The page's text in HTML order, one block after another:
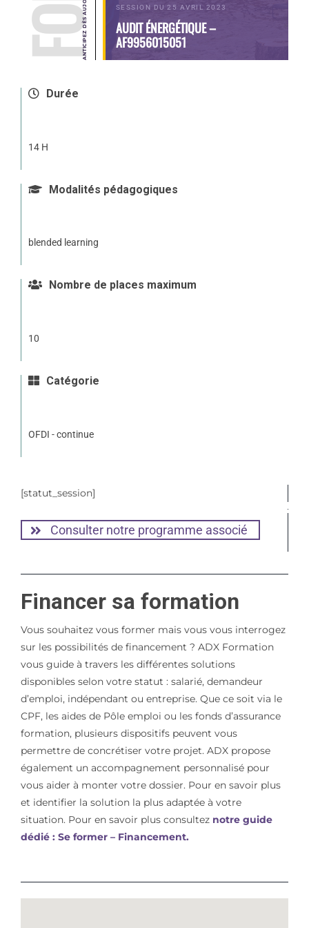
SESSION DU 25 AVRIL 2023
AUDIT ÉNERGÉTIQUE –
AF9956015051
Durée
14 H
Modalités pédagogiques
blended learning
Nombre de places maximum
10
Catégorie
OFDI - continue
[statut_session]
Consulter notre programme associé
Financer sa formation
Vous souhaitez vous former mais vous vous interrogez
sur les possibilités de financement ? ADX Formation
vous guide à travers les différentes solutions
disponibles selon votre statut : salarié, demandeur
d’emploi, indépendant ou entreprise. Que ce soit via le
CPF, les aides de Pôle emploi ou les fonds d’assurance
formation, plusieurs dispositifs peuvent vous
permettre de concrétiser votre projet. ADX propose
également un accompagnement personnalisé pour
vous aider à monter votre dossier. Pour en savoir plus
et identifier la solution la plus adaptée à votre
situation. Pour en savoir plus consulteznotre guide
dédié : Se former – Financement.